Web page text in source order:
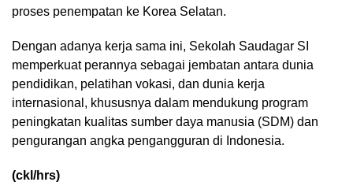
proses penempatan ke Korea Selatan.
Dengan adanya kerja sama ini, Sekolah Saudagar SI
memperkuat perannya sebagai jembatan antara dunia
pendidikan, pelatihan vokasi, dan dunia kerja
internasional, khususnya dalam mendukung program
peningkatan kualitas sumber daya manusia (SDM) dan
pengurangan angka pengangguran di Indonesia.
(ckl/hrs)